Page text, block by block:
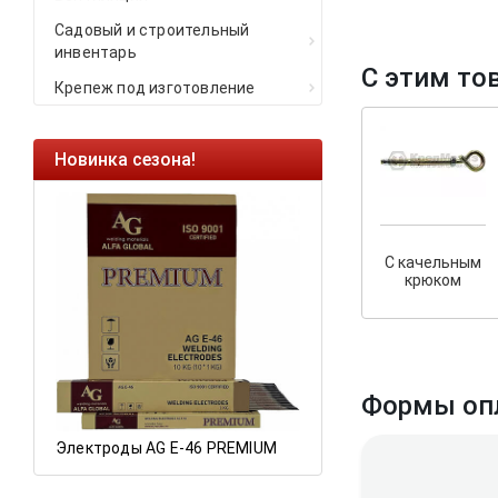
Садовый и строительный
инвентарь
Крепеж под изготовление
Новинка сезона!
Электроды AG E-46 PREMIUM
Ликвидация
Ликвидация
остатков по ценам
С этим
С качельным
крюком
Формы